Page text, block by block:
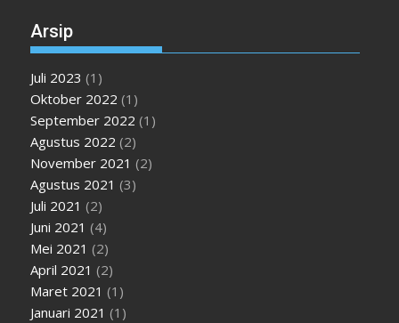
Arsip
Juli 2023 (1)
Oktober 2022 (1)
September 2022 (1)
Agustus 2022 (2)
November 2021 (2)
Agustus 2021 (3)
Juli 2021 (2)
Juni 2021 (4)
Mei 2021 (2)
April 2021 (2)
Maret 2021 (1)
Januari 2021 (1)